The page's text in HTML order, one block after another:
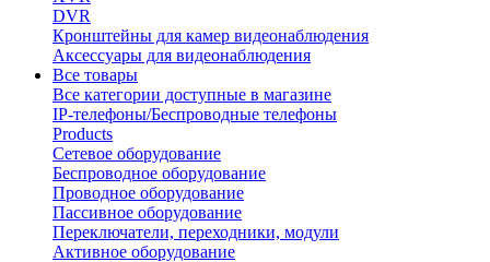
DVR
Кронштейны для камер видеонаблюдения
Аксессуары для видеонаблюдения
Все товары
Все категории доступные в магазине
IP-телефоны/Беспроводные телефоны
Products
Сетевое оборудование
Беспроводное оборудование
Проводное оборудование
Пассивное оборудование
Переключатели, переходники, модули
Активное оборудование